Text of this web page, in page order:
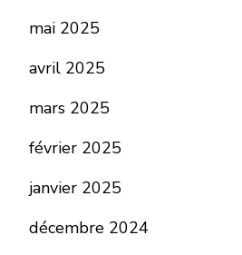
mai 2025
avril 2025
mars 2025
février 2025
janvier 2025
décembre 2024